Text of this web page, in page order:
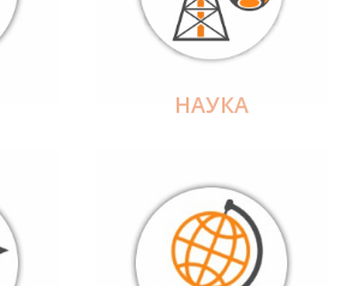
НАУКА